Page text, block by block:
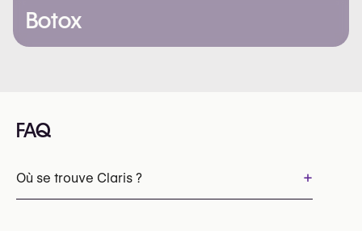
Botox
FAQ
Où se trouve Claris ? +